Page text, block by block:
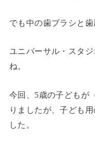
でも中の歯ブラシと
ユニバーサル・スタ
ね。
今回、5歳の子どもが
りましたが、子ども
した。